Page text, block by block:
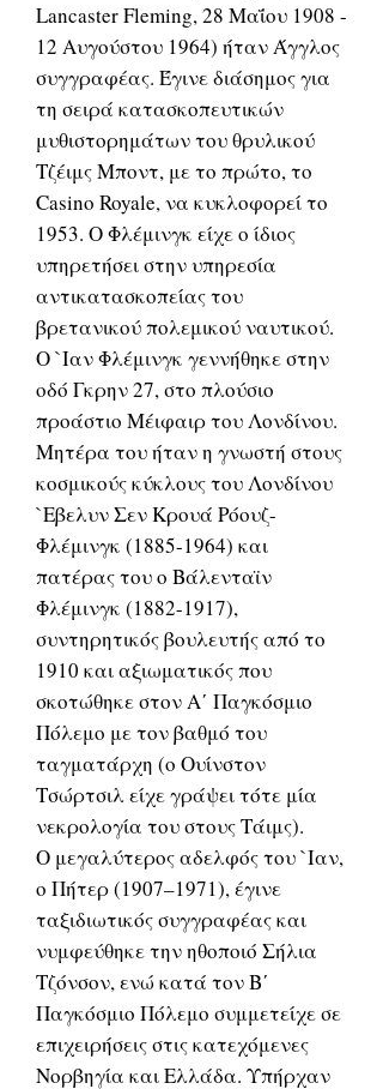
Lancaster Fleming, 28 Μαΐου 1908 -
12 Αυγούστου 1964) ήταν Άγγλος
συγγραφέας. Έγινε διάσημος για
τη σειρά κατασκοπευτικών
μυθιστορημάτων του θρυλικού
Τζέιμς Μποντ, με το πρώτο, το
Casino Royale, να κυκλοφορεί το
1953. Ο Φλέμινγκ είχε ο ίδιος
υπηρετήσει στην υπηρεσία
αντικατασκοπείας του
βρετανικού πολεμικού ναυτικού.
Ο `Ιαν Φλέμινγκ γεννήθηκε στην
οδό Γκρην 27, στο πλούσιο
προάστιο Μέιφαιρ του Λονδίνου.
Μητέρα του ήταν η γνωστή στους
κοσμικούς κύκλους του Λονδίνου
`Εβελυν Σεν Κρουά Ρόουζ-
Φλέμινγκ (1885-1964) και
πατέρας του ο Βάλενταϊν
Φλέμινγκ (1882-1917),
συντηρητικός βουλευτής από το
1910 και αξιωματικός που
σκοτώθηκε στον Α΄ Παγκόσμιο
Πόλεμο με τον βαθμό του
ταγματάρχη (ο Ουίνστον
Τσώρτσιλ είχε γράψει τότε μία
νεκρολογία του στους Τάιμς).
Ο μεγαλύτερος αδελφός του `Ιαν,
ο Πήτερ (1907–1971), έγινε
ταξιδιωτικός συγγραφέας και
νυμφεύθηκε την ηθοποιό Σήλια
Τζόνσον, ενώ κατά τον Β΄
Παγκόσμιο Πόλεμο συμμετείχε σε
επιχειρήσεις στις κατεχόμενες
Νορβηγία και Ελλάδα. Υπήρχαν